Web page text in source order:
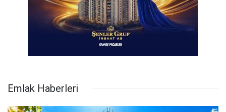
Emlak Haberleri